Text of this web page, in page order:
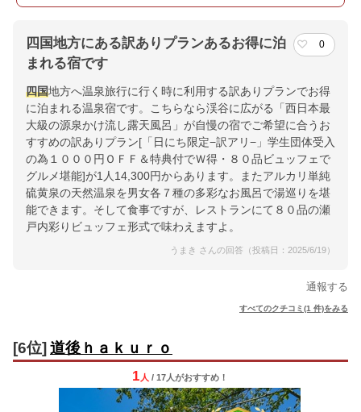
四国地方にある訳ありプランあるお得に泊
まれる宿です
0
四国地方へ温泉旅行に行く時に利用する訳ありプランでお得
に泊まれる温泉宿です。こちらなら渓谷に広がる「西日本最
大級の源泉かけ流し露天風呂」が自慢の宿でご希望に合うお
すすめの訳ありプラン[「日にち限定−訳アリ−」学生団体受入
の為１０００円ＯＦＦ＆特典付でＷ得・８０品ビュッフェで
グルメ堪能]が1人14,300円からあります。またアルカリ単純
硫黄泉の天然温泉を男女各７種の多彩なお風呂で湯巡りを堪
能できます。そして食事ですが、レストランにて８０品の瀬
戸内彩りビュッフェ形式で味わえますよ。
うまき さんの回答（投稿日：2025/6/19）
通報する
すべてのクチコミ(1 件)をみる
[6位] 道後ｈａｋｕｒｏ
1 人 / 17人がおすすめ！